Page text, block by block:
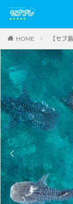
HOME 【セブ